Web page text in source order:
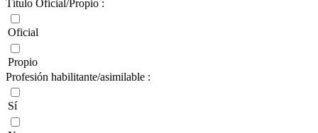
Título Oficial/Propio :
Oficial
Propio
Profesión habilitante/asimilable :
Sí